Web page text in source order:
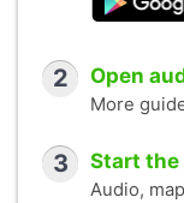
2 Open
More
3 Start the
Audio,